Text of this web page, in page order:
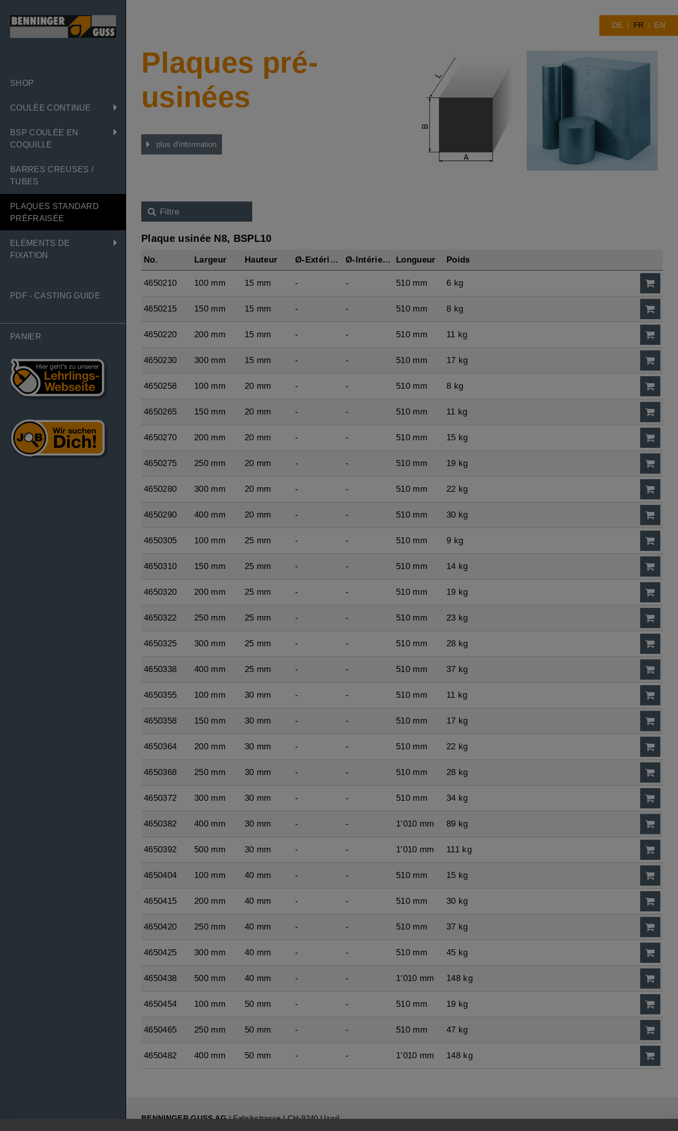
SHOP
COULÉE CONTINUE
BSP COULÉE EN
COQUILLE
BARRES CREUSES /
TUBES
PLAQUES STANDARD
PRÉFRAISÉE
ELÉMENTS DE
FIXATION
PDF - CASTING GUIDE
PANIER
DE FR EN
Plaques pré-
usinées
plus d'information
Filtre
Plaque usinée N8, BSPL10
No. Largeur Hauteur Ø-Extérieur Ø-Intérieur Longueur Poids
4650210 100 mm 15 mm - - 510 mm 6 kg
4650215 150 mm 15 mm - - 510 mm 8 kg
4650220 200 mm 15 mm - - 510 mm 11 kg
4650230 300 mm 15 mm - - 510 mm 17 kg
4650258 100 mm 20 mm - - 510 mm 8 kg
4650265 150 mm 20 mm - - 510 mm 11 kg
4650270 200 mm 20 mm - - 510 mm 15 kg
4650275 250 mm 20 mm - - 510 mm 19 kg
4650280 300 mm 20 mm - - 510 mm 22 kg
4650290 400 mm 20 mm - - 510 mm 30 kg
4650305 100 mm 25 mm - - 510 mm 9 kg
4650310 150 mm 25 mm - - 510 mm 14 kg
4650320 200 mm 25 mm - - 510 mm 19 kg
4650322 250 mm 25 mm - - 510 mm 23 kg
4650325 300 mm 25 mm - - 510 mm 28 kg
4650338 400 mm 25 mm - - 510 mm 37 kg
4650355 100 mm 30 mm - - 510 mm 11 kg
4650358 150 mm 30 mm - - 510 mm 17 kg
4650364 200 mm 30 mm - - 510 mm 22 kg
4650368 250 mm 30 mm - - 510 mm 28 kg
4650372 300 mm 30 mm - - 510 mm 34 kg
4650382 400 mm 30 mm - - 1’010 mm 89 kg
4650392 500 mm 30 mm - - 1’010 mm 111 kg
4650404 100 mm 40 mm - - 510 mm 15 kg
4650415 200 mm 40 mm - - 510 mm 30 kg
4650420 250 mm 40 mm - - 510 mm 37 kg
4650425 300 mm 40 mm - - 510 mm 45 kg
4650438 500 mm 40 mm - - 1’010 mm 148 kg
4650454 100 mm 50 mm - - 510 mm 19 kg
4650465 250 mm 50 mm - - 510 mm 47 kg
4650482 400 mm 50 mm - - 1’010 mm 148 kg
BENNINGER GUSS AG| Fabrikstrasse | CH-9240 Uzwil